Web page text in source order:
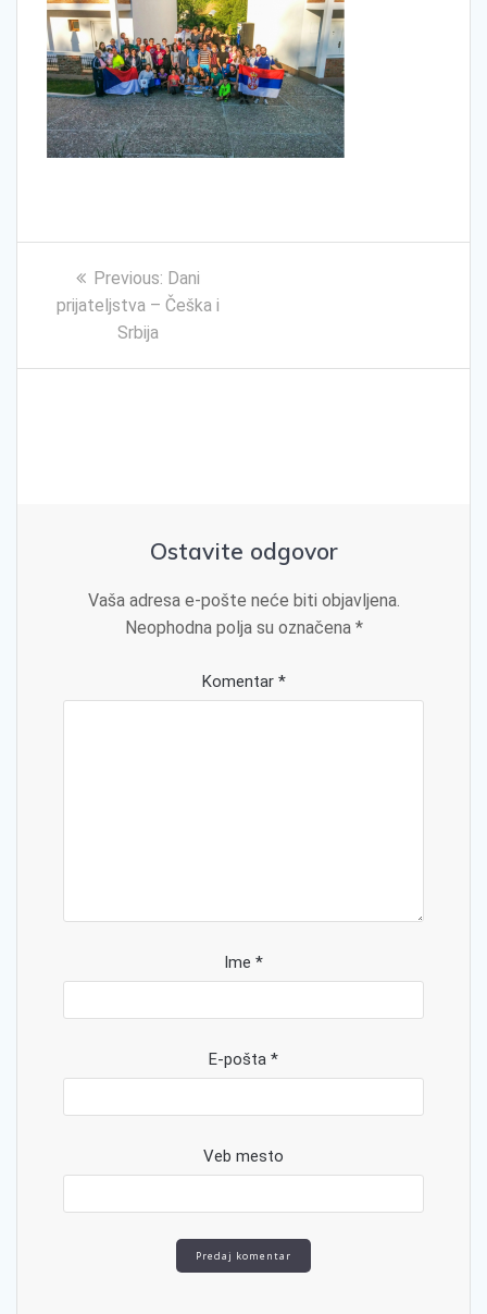
Kretanje
članka
Previous: Previous
post:
Dani
prijateljstva – Češka i
Srbija
Ostavite odgovor
Vaša adresa e-pošte neće biti objavljena.
Neophodna polja su označena *
Komentar *
Ime *
E-pošta *
Veb mesto